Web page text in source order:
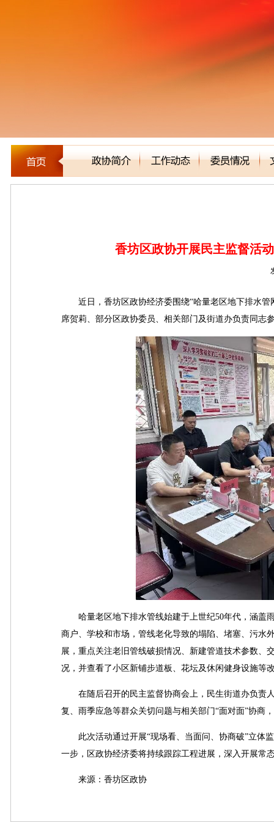
香坊区政协开展民主监督活
近日，香坊区政协经济委围绕“哈量老区地下排水管
席贺莉、部分区政协委员、相关部门及街道办负责同志
哈量老区地下排水管线始建于上世纪50年代，涵盖雨
商户、学校和市场，管线老化导致的塌陷、堵塞、污水
展，重点关注老旧管线破损情况、新建管道技术参数、
况，并查看了小区新铺步道板、花坛及休闲健身设施等
在随后召开的民主监督协商会上，民生街道办负责
复、雨季应急等群众关切问题与相关部门“面对面”协
此次活动通过开展“现场看、当面问、协商破”立体
一步，区政协经济委将持续跟踪工程进展，深入开展常
来源：香坊区政协